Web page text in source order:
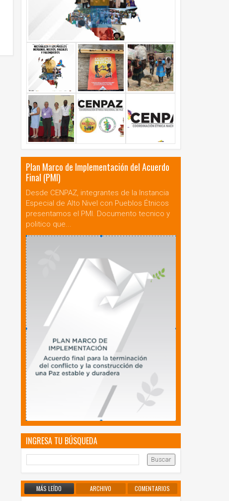
Plan Marco de Implementación del Acuerdo
Final (PMI)
Desde CENPAZ, integrantes de la Instancia
Especial de Alto Nivel con Pueblos Étnicos
presentamos el PMI. Documento tecnico y
politico que...
INGRESA TU BÚSQUEDA
MÁS LEÍDO ARCHIVO COMENTARIOS